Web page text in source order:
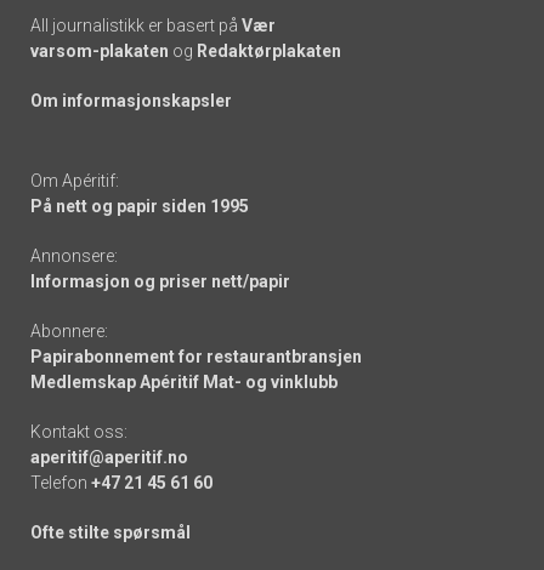
All journalistikk er basert på Vær
varsom-plakaten og Redaktørplakaten
Om informasjonskapsler
Om Apéritif:
På nett og papir siden 1995
Annonsere:
Informasjon og priser nett/papir
Abonnere:
Papirabonnement for restaurantbransjen
Medlemskap Apéritif Mat- og vinklubb
Kontakt oss:
aperitif@aperitif.no
Telefon +47 21 45 61 60
Ofte stilte spørsmål